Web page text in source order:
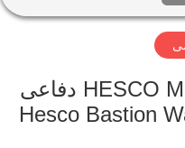
موانع نظامی HESCO Mil 1 5442 دفاعی
Hesco Bastion